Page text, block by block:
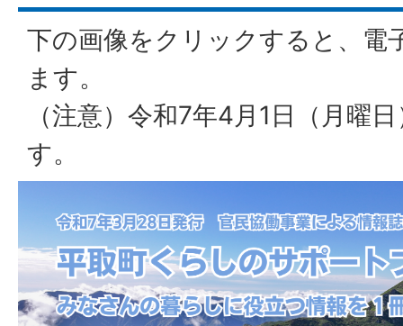
下の画像をクリックすると、電
ます。
（注意）令和7年4月1日（月曜
す。